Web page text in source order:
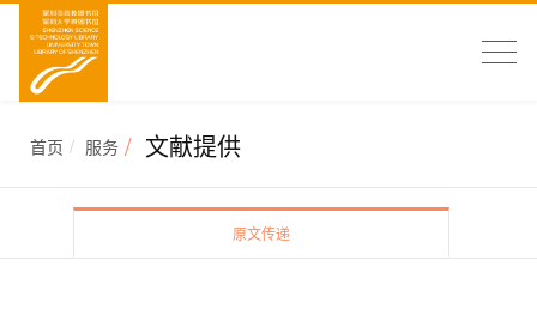
首页 服务 文献提供
原文传递